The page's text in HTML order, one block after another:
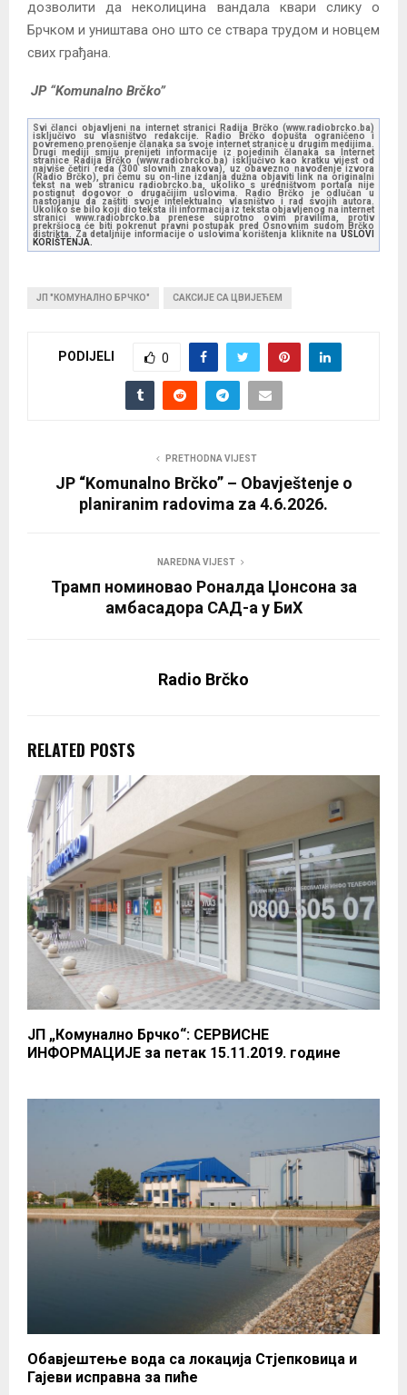
дозволити да неколицина вандала квари слику о
Брчком и уништава оно што се ствара трудом и новцем
свих грађана.
JP “Komunalno Brčko”
Svi članci objavljeni na internet stranici Radija Brčko (www.radiobrcko.ba)
isključivo su vlasništvo redakcije. Radio Brčko dopušta ograničeno i
povremeno prenošenje članaka sa svoje internet stranice u drugim medijima.
Drugi mediji smiju prenijeti informacije iz pojedinih članaka sa Internet
stranice Radija Brčko (www.radiobrcko.ba) isključivo kao kratku vijest od
najviše četiri reda (300 slovnih znakova), uz obavezno navođenje izvora
(Radio Brčko), pri čemu su on-line izdanja dužna objaviti link na originalni
tekst na web stranicu radiobrcko.ba, ukoliko s uredništvom portala nije
postignut dogovor o drugačijim uslovima. Radio Brčko je odlučan u
nastojanju da zaštiti svoje intelektualno vlasništvo i rad svojih autora.
Ukoliko se bilo koji dio teksta ili informacija iz teksta objavljenog na internet
stranici www.radiobrcko.ba prenese suprotno ovim pravilima, protiv
prekršioca će biti pokrenut pravni postupak pred Osnovnim sudom Brčko
distrikta. Za detaljnije informacije o uslovima korištenja kliknite na USLOVI
KORIŠTENJA.
ЈП "КОМУНАЛНО БРЧКО" САКСИЈЕ СА ЦВИЈЕЋЕМ
PODIJELI 0
PRETHODNA VIJEST
JP “Komunalno Brčko” – Obavještenje o
planiranim radovima za 4.6.2026.
NAREDNA VIJEST
Трамп номиновао Роналда Џонсона за
амбасадора САД-а у БиХ
Radio Brčko
RELATED POSTS
ЈП „Комунално Брчко“: СЕРВИСНЕ
ИНФОРМАЦИЈЕ за петак 15.11.2019. године
Обавјештење вода са локација Стјепковица и
Гајеви исправна за пиће